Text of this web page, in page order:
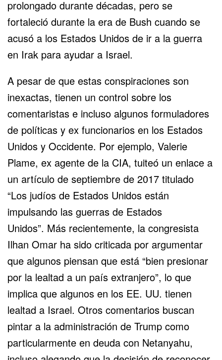
prolongado durante décadas, pero se
fortaleció durante la era de Bush cuando se
acusó a los Estados Unidos de ir a la guerra
en Irak para ayudar a Israel.
A pesar de que estas conspiraciones son
inexactas, tienen un control sobre los
comentaristas e incluso algunos formuladores
de políticas y ex funcionarios en los Estados
Unidos y Occidente. Por ejemplo, Valerie
Plame, ex agente de la CIA, tuiteó un enlace a
un artículo de septiembre de 2017 titulado
“Los judíos de Estados Unidos están
impulsando las guerras de Estados
Unidos”. Más recientemente, la congresista
Ilhan Omar ha sido criticada por argumentar
que algunos piensan que está “bien presionar
por la lealtad a un país extranjero”, lo que
implica que algunos en los EE. UU. tienen
lealtad a Israel. Otros comentarios buscan
pintar a la administración de Trump como
particularmente en deuda con Netanyahu,